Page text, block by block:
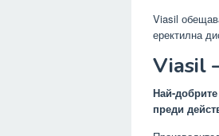
Viasil
еректилна
Viasil
Най-
преди